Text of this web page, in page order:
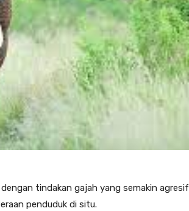
tindakan gajah yang semakin agresif
penduduk di situ.